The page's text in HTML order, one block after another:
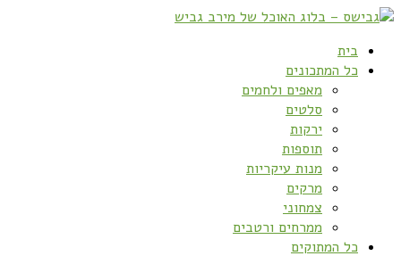
בית
כל המתכונים
מאפים ולחמים
סלטים
ירקות
תוספות
מנות עיקריות
מרקים
צמחוני
ממרחים ורטבים
כל המתוקים